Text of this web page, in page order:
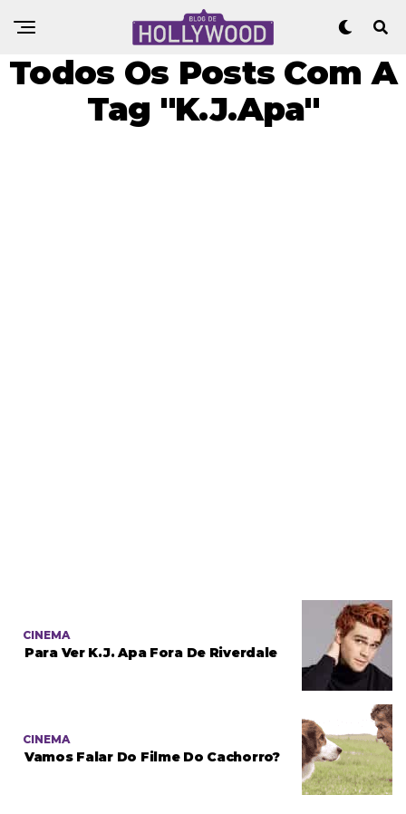
Todos Os Posts Com A
Tag "K.J.Apa"
CINEMA
Para Ver K.J. Apa Fora De Riverdale
CINEMA
Vamos Falar Do Filme Do Cachorro?